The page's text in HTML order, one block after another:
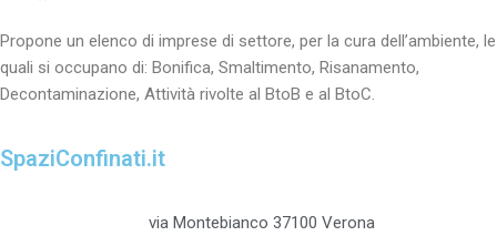
Propone un elenco di imprese di settore, per la cura dell’ambiente, le
quali si occupano di: Bonifica, Smaltimento, Risanamento,
Decontaminazione, Attività rivolte al BtoB e al BtoC.
SpaziConfinati.it
via Montebianco 37100 Verona